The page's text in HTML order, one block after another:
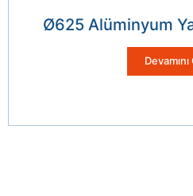
Ø625 Alüminyum
Devamını